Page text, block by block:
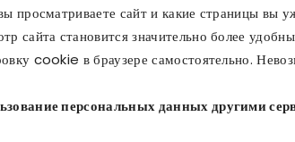
просматриваете сайт и какие страницы
сайта становится значительно более
cookie в браузере самостоятельно.
персональных данных другими